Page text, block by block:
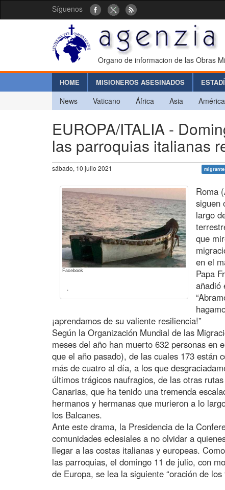
Síguenos
Organo de informacion de las Obras
HOME MISIONEROS ASESINADOS
News Vaticano África Asia América
EUROPA/ITALIA -
las parroquias italianas
sábado, 10 julio 2021
Facebook
.
Roma
siguen
largo
que
en el
Papa
añadió
¡aprendamos de su valiente resiliencia!”
Según la Organización Mundial de las
meses del año han muerto 632 personas en
que el año pasado), de las cuales 173 están
más de cuatro al día, a los que
últimos trágicos naufragios, de las otras
Canarias, que ha tenido una tremenda
hermanos y hermanas que murieron a lo
los Balcanes.
Ante este drama, la Presidencia de la
comunidades eclesiales a no olvidar a
llegar a las costas italianas y europeas.
las parroquias, el domingo 11 de julio, con
de Europa, se lea la siguiente “oración de los